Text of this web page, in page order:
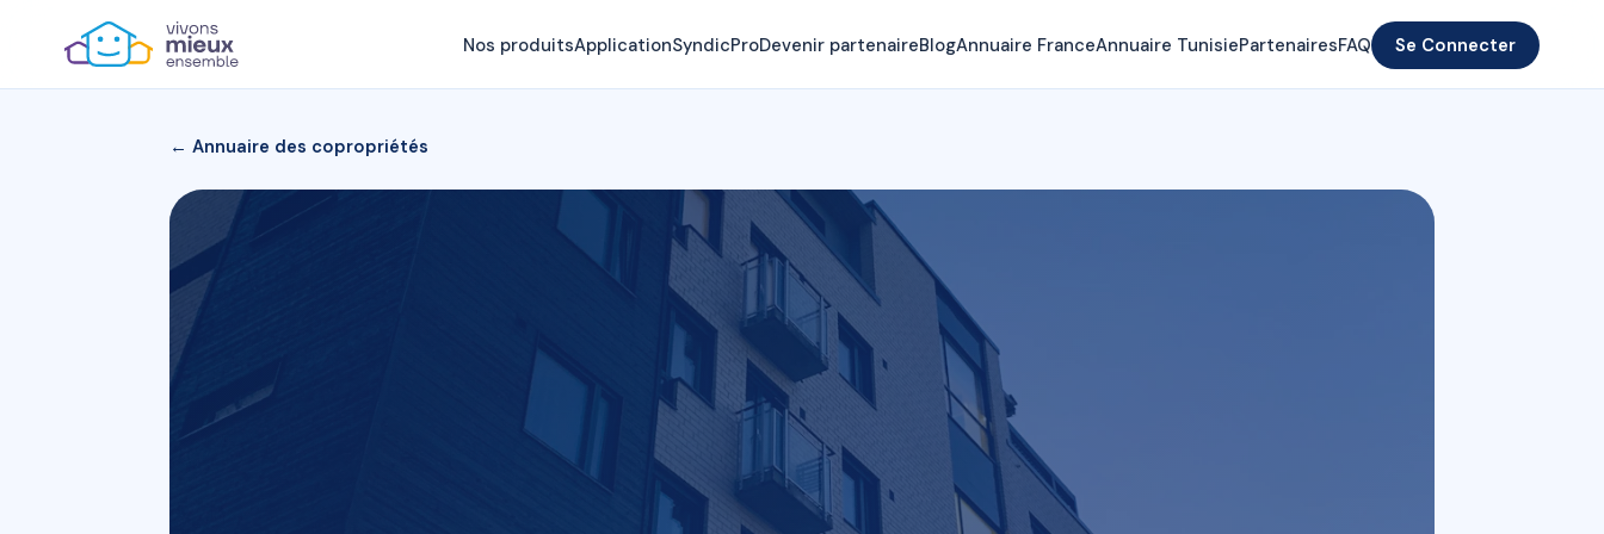
Nos produitsApplicationSyndicProDevenir partenaireBlogAnnuaire FranceAnnuaire TunisiePartenairesFAQ Se Connecter
← Annuaire des copropriétés